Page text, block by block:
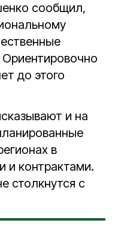
сообщил,
Ориентировочно
до этого
и на
в
и контрактами.
столкнутся с